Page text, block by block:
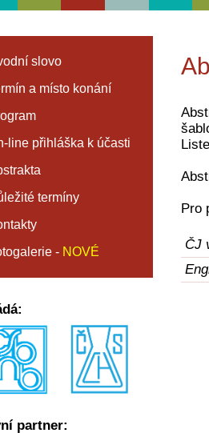
slovo
a místo konání
line přihláška k účasti
termíny
- NOVÉ
partner:
Pro
ČJ